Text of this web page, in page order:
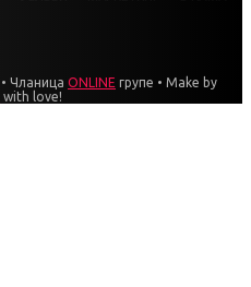
• Чланица ONLINE групе • Make by
with love!